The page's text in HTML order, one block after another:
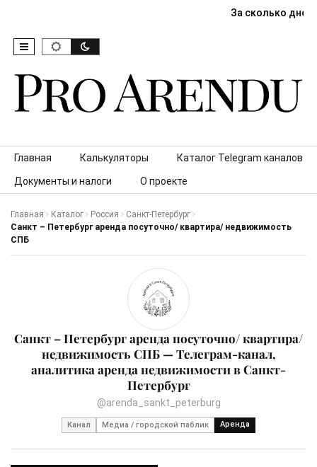
За сколько дней
Skip to content
Главная Калькуляторы Каталог Telegram каналов
Документы и налоги О проекте
Главная Каталог Россия
Санкт-Петербург
Санкт – Петербург аренда посуточно/ квартира/ недвижимость
СПБ
Санкт – Петербург аренда посуточно/ квартира/
недвижимость СПБ — Телеграм-канал,
аналитика аренда недвижимости в Санкт-
Петербург
@arenda_sankt_peterburg
Канал Медиа / городской паблик Аренда